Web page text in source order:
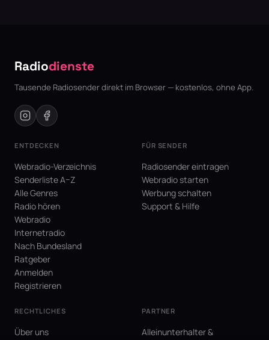
Radiodienste
Tausende Radiosender direkt im Browser — kostenlos, ohne App.
ENTDECKEN
Webradio-Verzeichnis
Senderliste A–Z
Alle Genres
Radio hören
Webradio
Internetradio
Nach Bundesland
Ratgeber
Anmelden
Registrieren
FÜR SENDER
Radiosender eintragen
Webradio starten
Werbung schalten
Support & Hilfe
RECHTLICHES
Über uns
PARTNER
Alleinunterhalter &